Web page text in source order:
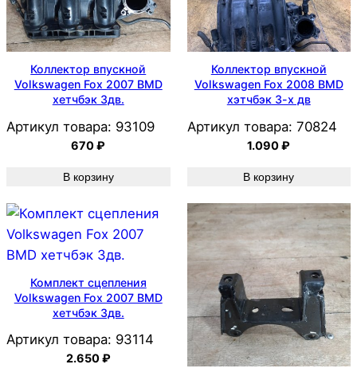
Коллектор впускной
Volkswagen Fox 2007 BMD
хетчбэк 3дв.
Артикул товара: 93109
670₽
В корзину
Коллектор впускной
Volkswagen Fox 2008 BMD
хэтчбэк 3-х дв
Артикул товара: 70824
1.090₽
В корзину
Комплект сцепления
Volkswagen Fox 2007 BMD
хетчбэк 3дв.
Артикул товара: 93114
2.650₽